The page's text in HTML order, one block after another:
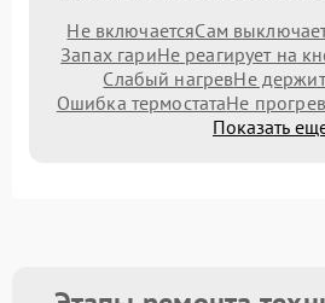
Не включаетсяСам
Запах гариНе реагирует на
Слабый нагревНе
Ошибка термостатаНе
Показать